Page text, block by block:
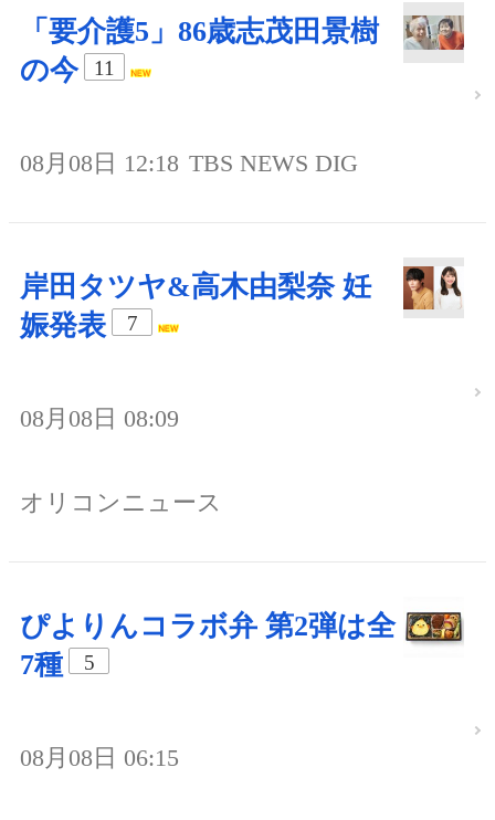
「要介護5」86歳志茂田景樹
の今
11
08月08日 12:18 TBS NEWS DIG
岸田タツヤ&高木由梨奈 妊
娠発表
7
08月08日 08:09
オリコンニュース
ぴよりんコラボ弁 第2弾は全
7種
5
08月08日 06:15